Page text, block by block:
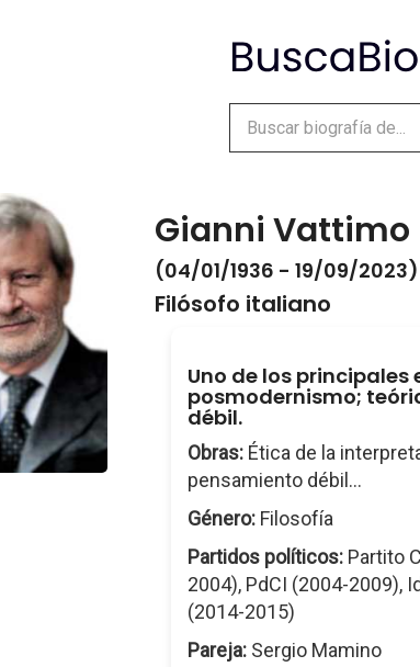
Gianni Vattimo
(04/01/1936 - 19/09/2023)
Filósofo italiano
Uno de los principales
posmodernismo;
débil.
Obras: Ética de la
pensamiento débil...
Género: Filosofía
Partidos políticos: Partito
2004), PdCI (2004-2009),
(2014-2015)
Pareja: Sergio Mamino